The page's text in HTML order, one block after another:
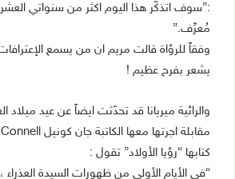
:”سوف اتذكّر هذا اليوم اكثر من سنواتي
مُعرِّف.”
وفقاً للرؤاة قالت مريم ان من يسمع
يشعر بفرح عظيم !
والرائية ميريانا قد تحدّثت ايضاً عن عيد ميلاد
كتابها “رؤيا الأولاد” تقول :
“في الأيام الأولى من ظهورات السيدة العذراء ،